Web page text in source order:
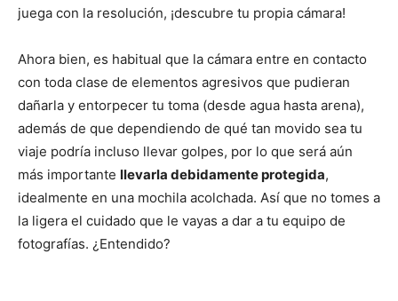
juega con la resolución, ¡descubre tu propia cámara!
Ahora bien, es habitual que la cámara entre en contacto
con toda clase de elementos agresivos que pudieran
dañarla y entorpecer tu toma (desde agua hasta arena),
además de que dependiendo de qué tan movido sea tu
viaje podría incluso llevar golpes, por lo que será aún
más importante llevarla debidamente protegida,
idealmente en una mochila acolchada. Así que no tomes a
la ligera el cuidado que le vayas a dar a tu equipo de
fotografías. ¿Entendido?